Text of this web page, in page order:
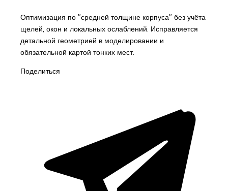
Оптимизация по "средней толщине корпуса" без учёта
щелей, окон и локальных ослаблений. Исправляется
детальной геометрией в моделировании и
обязательной картой тонких мест.
Поделиться